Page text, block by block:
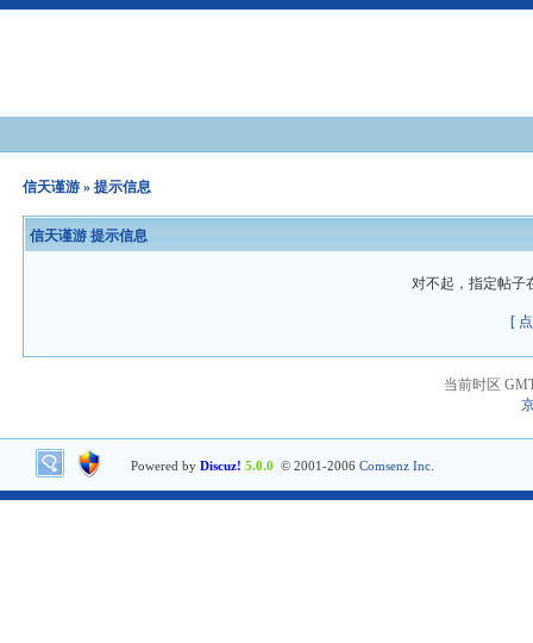
信天谨游 » 提示信息
信天谨游 提示信息
对不起，指定帖子
[
当前时区
Powered by Discuz! 5.0.0 © 2001-2006 Comsenz Inc.